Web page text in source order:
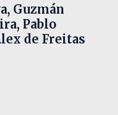
Guzmán
Pablo
de Freitas